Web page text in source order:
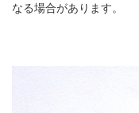
なる場合があります。